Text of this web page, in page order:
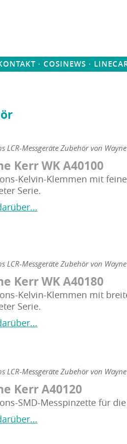
· COSINEWS ·
LCR-Messgeräte Zubehör von
Kerr WK A40100
Kelvin-Klemmen mit
Serie.
LCR-Messgeräte Zubehör von
Kerr WK A40180
Kelvin-Klemmen mit
Serie.
LCR-Messgeräte Zubehör von
Kerr A40120
SMD-Messpinzette für